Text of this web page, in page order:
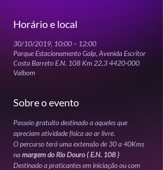
Horário e local
30/10/2019, 10:00 – 12:00
Parque Estacionamento Galp, Avenida Escritor
Costa Barreto E.N. 108 Km 22,3 4420-000
Valbom
Sobre o evento
Passeio gratuito destinado a aqueles que
O percurso terá uma extensão de 30 a 40Kms
na margem do Rio Douro ( E.N. 108 )
Destinado a praticantes em iniciação ou com